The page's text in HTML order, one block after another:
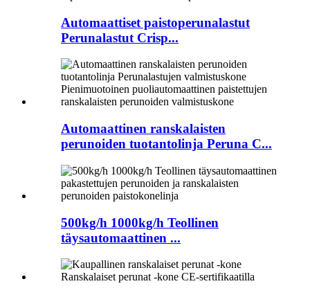
Automaattiset paistoperunalastut
Perunalastut Crisp...
Automaattinen ranskalaisten
perunoiden tuotantolinja Peruna C...
500kg/h 1000kg/h Teollinen
täysautomaattinen ...